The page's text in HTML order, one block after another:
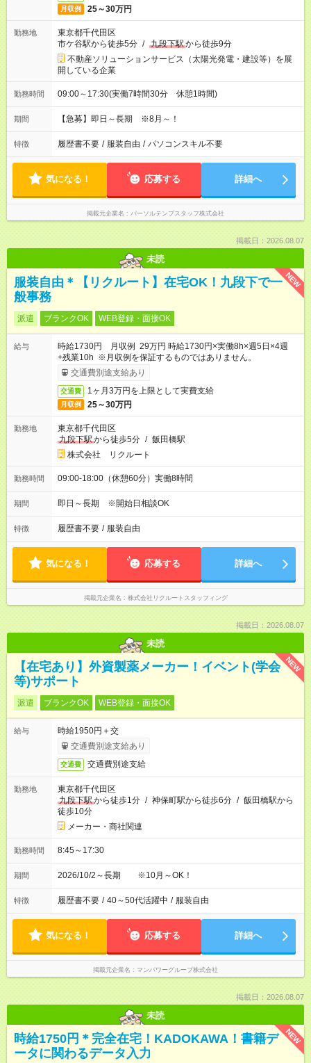
月収例 25～30万円
勤務地
東京都千代田区
市ケ谷駅から徒歩5分 / 九段下駅から徒歩9分
不動産ソリューションサービス（太陽光発電・建設等）を展
開している企業
勤務時間 09:00～17:30(実働7時間30分 休憩1時間)
期間 【急募】即日～長期 ※8月～！
特徴 履歴書不要 / 服装自由 / パソコンスキル不要
気になる！ 応募する 詳細へ
掲載元企業名 パーソルテンプスタッフ株式会社
掲載日：2026.08.07
未読
NEW
服装自由＊【リクルート】在宅OK！九段下で一
般事務
派遣 ブランクOK WEB登録・面接OK
給与
時給1730円 月収例 29万円 時給1730円×実働8h×週5日×4週
+残業10h ※月収例を保証するものではありません。
交通費別途支給あり
交通費 1ヶ月3万円を上限として実費支給
月収例 25～30万円
勤務地
東京都千代田区
九段下駅から徒歩5分 / 飯田橋駅
株式会社 リクルート
勤務時間 09:00-18:00（休憩60分）実働8時間
期間 即日～長期 ※開始日相談OK
特徴 履歴書不要 / 服装自由
気になる！ 応募する 詳細へ
掲載元企業名 株式会社リクルートスタッフィング
掲載日：2026.08.07
未読
NEW
【在宅あり】外資製薬メーカー！イベント(学会
等)サポート
派遣 ブランクOK WEB登録・面接OK
給与
時給1950円＋交
交通費別途支給あり
交通費 交通費別途支給
勤務地
東京都千代田区
九段下駅から徒歩1分 / 神保町駅から徒歩6分 / 飯田橋駅から
徒歩10分
メーカー・商社関連
勤務時間 8:45～17:30
期間 2026/10/2～長期 ※10月～OK！
特徴 履歴書不要 / 40～50代活躍中 / 服装自由
気になる！ 応募する 詳細へ
掲載元企業名 マンパワーグループ株式会社
掲載日：2026.08.07
未読
NEW
時給1750円＊完全在宅！KADOKAWA！書籍デ
ータに関わるデータ入力